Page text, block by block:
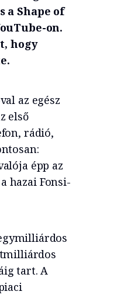
a Shape of
on.
hogy
az egész
első
rádió,
épp az
hazai Fonsi-
tart. A